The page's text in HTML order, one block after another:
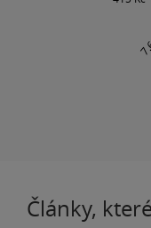
Články,